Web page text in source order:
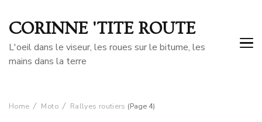
CORINNE 'TITE ROUTE
L'oeil dans le viseur, les roues sur le bitume, les
mains dans la terre
Home Moto Rallyes routiers (Page 4)